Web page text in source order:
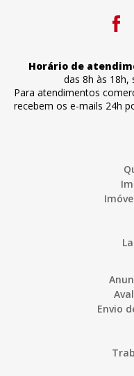
Horário de
das 8h às 18h,
Para atendimentos
recebem os e-mails 24h
Envio